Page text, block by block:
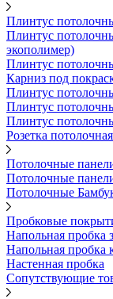
Плинтус
Плинтус
экополимер)
Плинтус
Карниз под
Плинтус
Плинтус
Плинтус
Розетка
Потолочные
Потолочные
Потолочные
Пробковые
Напольная пробка
Напольная пробка
Настенная пробка
Сопутствующие